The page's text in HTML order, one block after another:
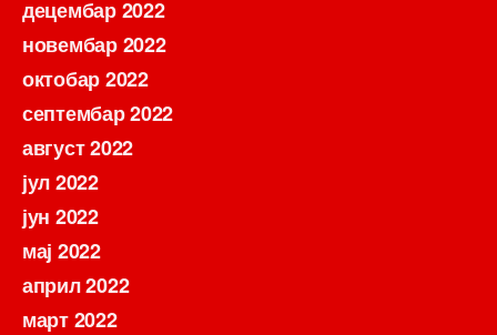
децембар 2022
новембар 2022
октобар 2022
септембар 2022
август 2022
јул 2022
јун 2022
мај 2022
април 2022
март 2022